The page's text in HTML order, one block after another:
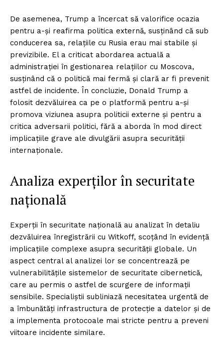
De asemenea, Trump a încercat să valorifice ocazia
pentru a-și reafirma politica externă, susținând că sub
conducerea sa, relațiile cu Rusia erau mai stabile și
previzibile. El a criticat abordarea actuală a
administrației în gestionarea relațiilor cu Moscova,
susținând că o politică mai fermă și clară ar fi prevenit
astfel de incidente. În concluzie, Donald Trump a
folosit dezvăluirea ca pe o platformă pentru a-și
promova viziunea asupra politicii externe și pentru a
critica adversarii politici, fără a aborda în mod direct
implicațiile grave ale divulgării asupra securității
internaționale.
Analiza experților în securitate
națională
Experții în securitate națională au analizat în detaliu
dezvăluirea înregistrării cu Witkoff, scoțând în evidență
implicațiile complexe asupra securității globale. Un
aspect central al analizei lor se concentrează pe
vulnerabilitățile sistemelor de securitate cibernetică,
care au permis o astfel de scurgere de informații
sensibile. Specialiștii subliniază necesitatea urgentă de
a îmbunătăți infrastructura de protecție a datelor și de
a implementa protocoale mai stricte pentru a preveni
viitoare incidente similare.